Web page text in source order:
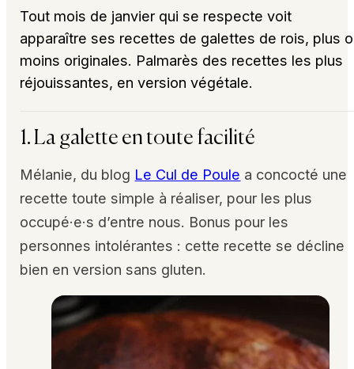
Tout mois de janvier qui se respecte voit
apparaître ses recettes de galettes de rois, plus
moins originales. Palmarès des recettes les plus
réjouissantes, en version végétale.
1. La galette en toute facilité
Mélanie, du blog Le Cul de Poule a concocté une
recette toute simple à réaliser, pour les plus
occupé·e·s d’entre nous. Bonus pour les
personnes intolérantes : cette recette se décline
bien en version sans gluten.